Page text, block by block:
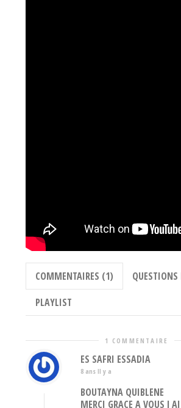
COMMENTAIRES (1)
PLAYLIST
1 COMMENTAIRE
ES SAFRI ESSADIA
8 ans Il y a
BOUTAYNA QUIBLENE
MERCI GRACE A VOUS J